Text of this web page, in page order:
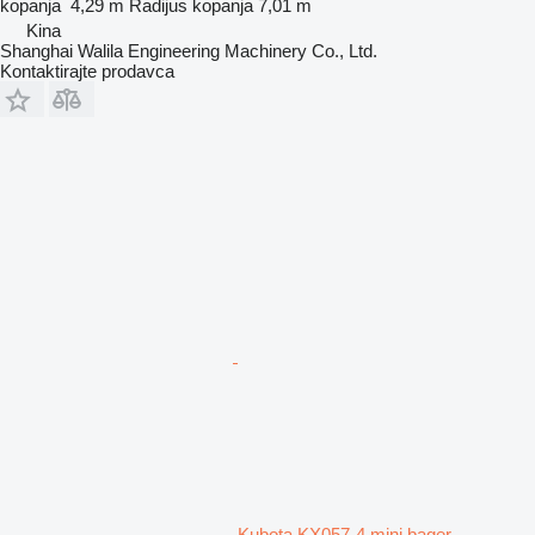
kopanja 4,29 m Radijus kopanja 7,01 m
Kina
Shanghai Walila Engineering Machinery Co., Ltd.
Kontaktirajte prodavca